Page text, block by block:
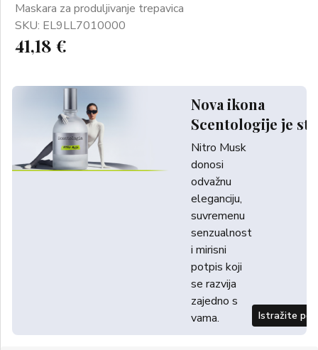
Maskara za produljivanje trepavica
SKU: EL9LL7010000
41,18 €
Nova ikona
Scentologije je
Nitro Musk
donosi
odvažnu
eleganciju,
suvremenu
senzualnost
i mirisni
potpis koji
se razvija
zajedno s
vama.
Istražite